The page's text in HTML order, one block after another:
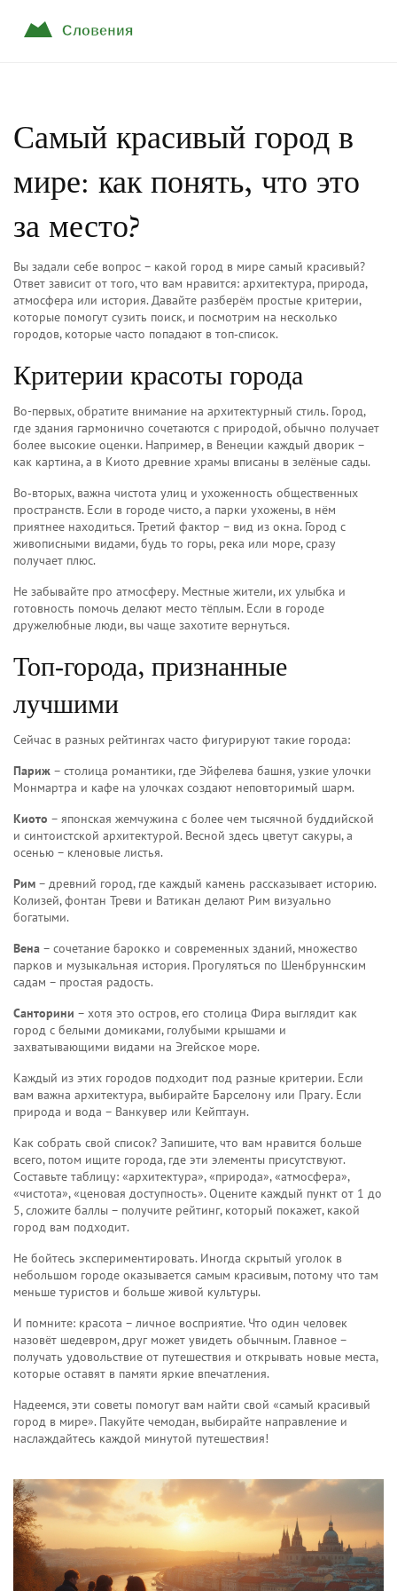
Самый красивый город в
мире: как понять, что это
за место?
Вы задали себе вопрос – какой город в мире самый красивый?
Ответ зависит от того, что вам нравится: архитектура, природа,
атмосфера или история. Давайте разберём простые критерии,
которые помогут сузить поиск, и посмотрим на несколько
городов, которые часто попадают в топ‑список.
Критерии красоты города
Во-первых, обратите внимание на архитектурный стиль. Город,
где здания гармонично сочетаются с природой, обычно получает
более высокие оценки. Например, в Венеции каждый дворик –
как картина, а в Киото древние храмы вписаны в зелёные сады.
Во‑вторых, важна чистота улиц и ухоженность общественных
пространств. Если в городе чисто, а парки ухожены, в нём
приятнее находиться. Третий фактор – вид из окна. Город с
живописными видами, будь то горы, река или море, сразу
получает плюс.
Не забывайте про атмосферу. Местные жители, их улыбка и
готовность помочь делают место тёплым. Если в городе
дружелюбные люди, вы чаще захотите вернуться.
Топ‑города, признанные
лучшими
Сейчас в разных рейтингах часто фигурируют такие города:
Париж – столица романтики, где Эйфелева башня, узкие улочки
Монмартра и кафе на улочках создают неповторимый шарм.
Киото – японская жемчужина с более чем тысячной буддийской
и синтоистской архитектурой. Весной здесь цветут сакуры, а
осенью – кленовые листья.
Рим – древний город, где каждый камень рассказывает историю.
Колизей, фонтан Треви и Ватикан делают Рим визуально
богатыми.
Вена – сочетание барокко и современных зданий, множество
парков и музыкальная история. Прогуляться по Шенбруннским
садам – простая радость.
Санторини – хотя это остров, его столица Фира выглядит как
город с белыми домиками, голубыми крышами и
захватывающими видами на Эгейское море.
Каждый из этих городов подходит под разные критерии. Если
вам важна архитектура, выбирайте Барселону или Прагу. Если
природа и вода – Ванкувер или Кейптаун.
Как собрать свой список? Запишите, что вам нравится больше
всего, потом ищите города, где эти элементы присутствуют.
Составьте таблицу: «архитектура», «природа», «атмосфера»,
«чистота», «ценовая доступность». Оцените каждый пункт от 1 до
5, сложите баллы – получите рейтинг, который покажет, какой
город вам подходит.
Не бойтесь экспериментировать. Иногда скрытый уголок в
небольшом городе оказывается самым красивым, потому что там
меньше туристов и больше живой культуры.
И помните: красота – личное восприятие. Что один человек
назовёт шедевром, друг может увидеть обычным. Главное –
получать удовольствие от путешествия и открывать новые места,
которые оставят в памяти яркие впечатления.
Надеемся, эти советы помогут вам найти свой «самый красивый
город в мире». Пакуйте чемодан, выбирайте направление и
наслаждайтесь каждой минутой путешествия!